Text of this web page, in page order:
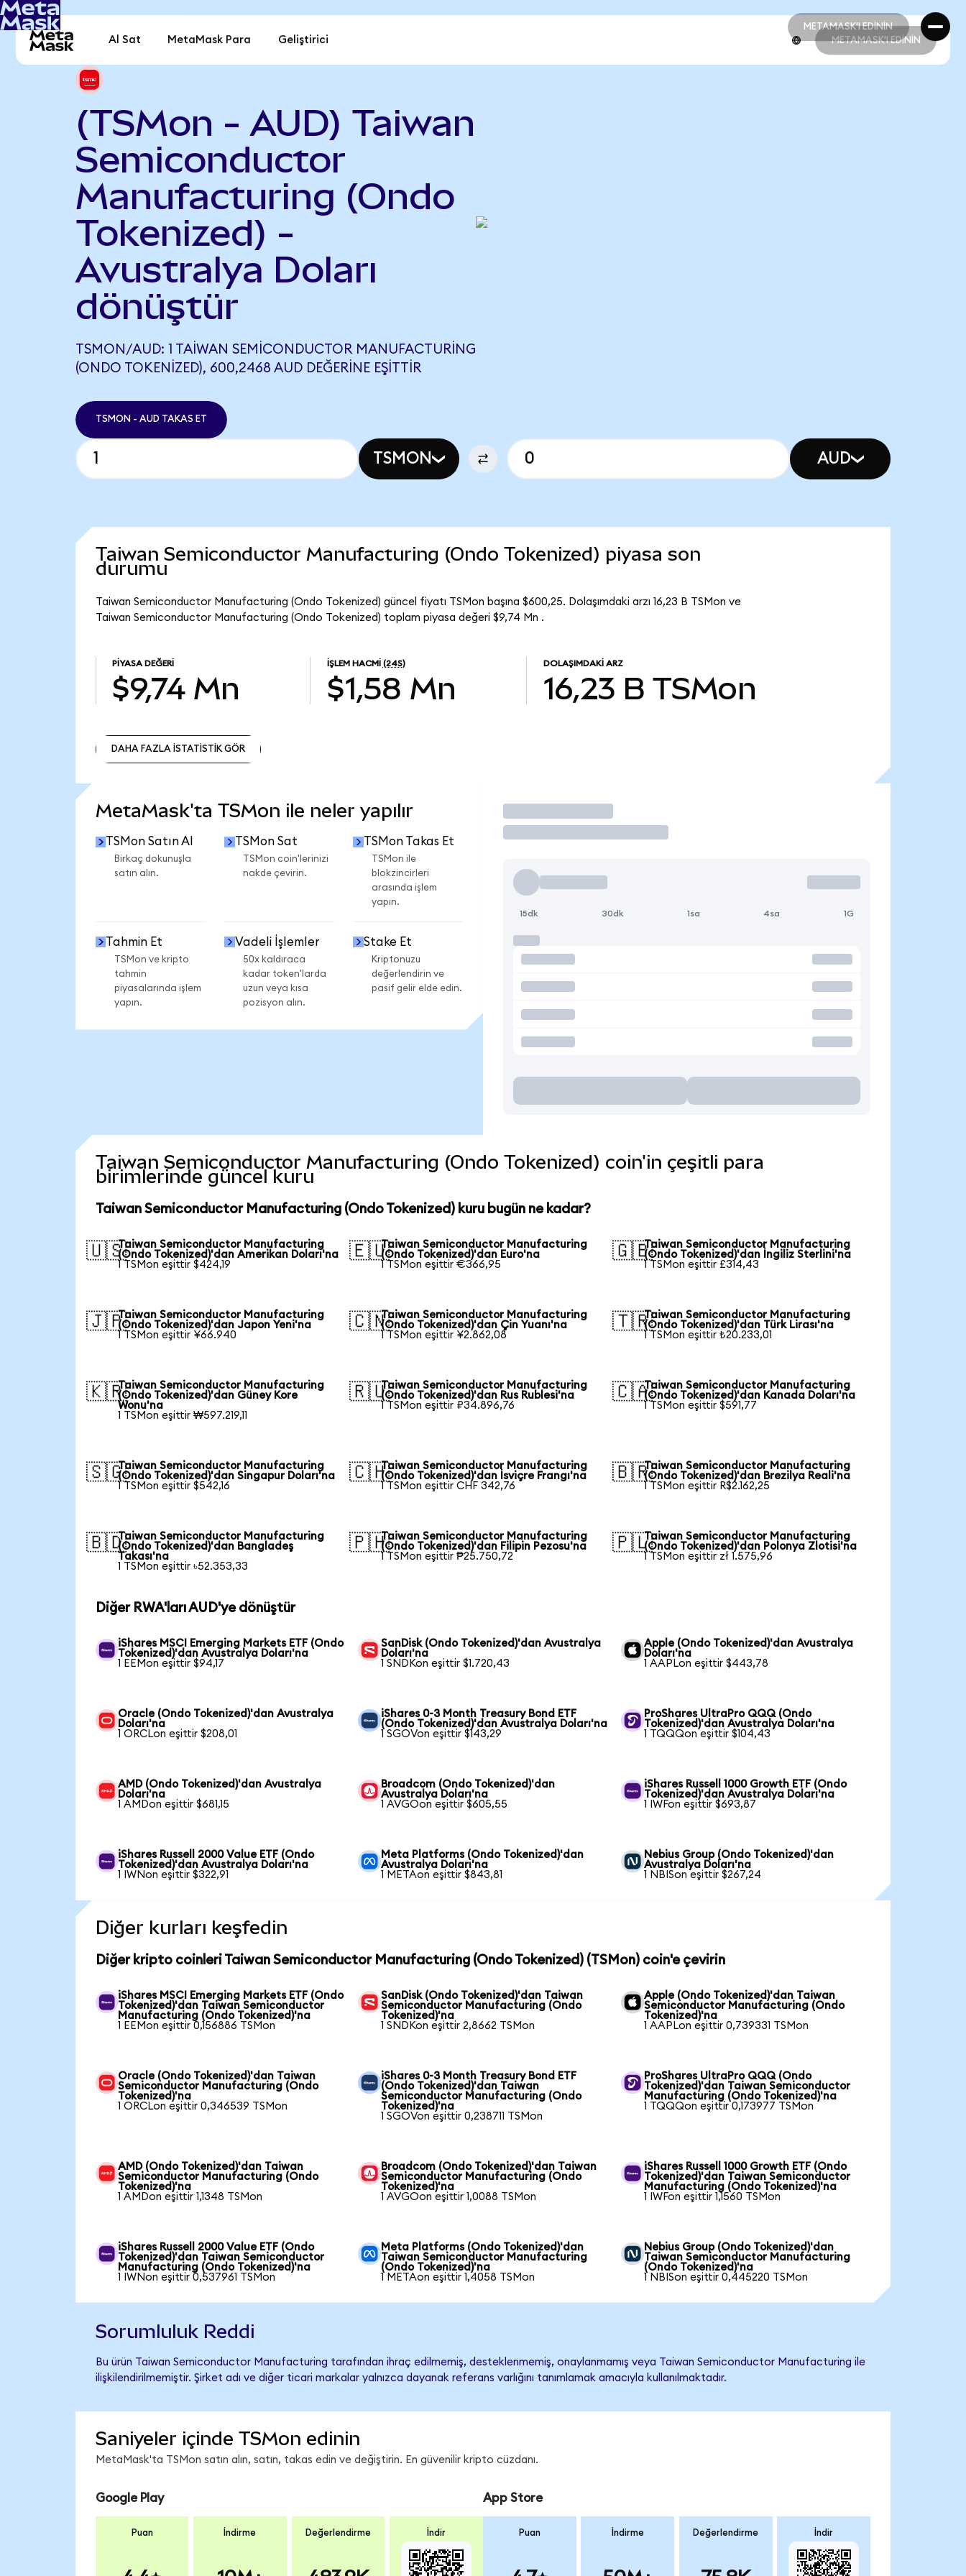
METAMASK'I EDİNİN
METAMASK'I EDİNİN
Al Sat MetaMask Para Geliştirici METAMASK'I EDİNİN
(TSMon - AUD) Taiwan
Semiconductor
Manufacturing (Ondo
Tokenized) -
Avustralya Doları
dönüştür
TSMON/AUD: 1 TAIWAN SEMICONDUCTOR MANUFACTURING
(ONDO TOKENIZED), 600,2468 AUD DEĞERINE EŞITTIR
TSMON - AUD TAKAS ET
TSMON AUD
Taiwan Semiconductor Manufacturing (Ondo Tokenized) piyasa son
durumu
Taiwan Semiconductor Manufacturing (Ondo Tokenized) güncel fiyatı TSMon başına $600,25. Dolaşımdaki arzı 16,23 B TSMon ve
Taiwan Semiconductor Manufacturing (Ondo Tokenized) toplam piyasa değeri $9,74 Mn .
PIYASA DEĞERI
$9,74 Mn
İŞLEM HACMI (24S)
$1,58 Mn
DOLAŞIMDAKI ARZ
16,23 B TSMon
DAHA FAZLA İSTATİSTİK GÖR
MetaMask'ta TSMon ile neler yapılır
TSMon Satın Al
Birkaç dokunuşla
satın alın.
TSMon Sat
TSMon coin'lerinizi
nakde çevirin.
TSMon Takas Et
TSMon ile
blokzincirleri
arasında işlem
yapın.
Tahmin Et
TSMon ve kripto
tahmin
piyasalarında işlem
yapın.
Vadeli İşlemler
50x kaldıraca
kadar token'larda
uzun veya kısa
pozisyon alın.
Stake Et
Kriptonuzu
değerlendirin ve
pasif gelir elde edin.
İşlem Yap
15dk 30dk 1sa 4sa 1G
Taiwan Semiconductor Manufacturing (Ondo Tokenized) coin'in çeşitli para
birimlerinde güncel kuru
Taiwan Semiconductor Manufacturing (Ondo Tokenized) kuru bugün ne kadar?
🇺🇸Taiwan Semiconductor Manufacturing
(Ondo Tokenized)'dan Amerikan Doları'na
1 TSMon eşittir $424,19
🇪🇺Taiwan Semiconductor Manufacturing
(Ondo Tokenized)'dan Euro'na
1 TSMon eşittir €366,95
🇬🇧Taiwan Semiconductor Manufacturing
(Ondo Tokenized)'dan İngiliz Sterlini'na
1 TSMon eşittir £314,43
🇯🇵Taiwan Semiconductor Manufacturing
(Ondo Tokenized)'dan Japon Yeni'na
1 TSMon eşittir ¥66.940
🇨🇳Taiwan Semiconductor Manufacturing
(Ondo Tokenized)'dan Çin Yuanı'na
1 TSMon eşittir ¥2.862,08
🇹🇷Taiwan Semiconductor Manufacturing
(Ondo Tokenized)'dan Türk Lirası'na
1 TSMon eşittir ₺20.233,01
🇰🇷Taiwan Semiconductor Manufacturing
(Ondo Tokenized)'dan Güney Kore
Wonu'na
1 TSMon eşittir ₩597.219,11
🇷🇺Taiwan Semiconductor Manufacturing
(Ondo Tokenized)'dan Rus Rublesi'na
1 TSMon eşittir ₽34.896,76
🇨🇦Taiwan Semiconductor Manufacturing
(Ondo Tokenized)'dan Kanada Doları'na
1 TSMon eşittir $591,77
🇸🇬Taiwan Semiconductor Manufacturing
(Ondo Tokenized)'dan Singapur Doları'na
1 TSMon eşittir $542,16
🇨🇭Taiwan Semiconductor Manufacturing
(Ondo Tokenized)'dan İsviçre Frangı'na
1 TSMon eşittir CHF 342,76
🇧🇷Taiwan Semiconductor Manufacturing
(Ondo Tokenized)'dan Brezilya Reali'na
1 TSMon eşittir R$2.162,25
🇧🇩Taiwan Semiconductor Manufacturing
(Ondo Tokenized)'dan Bangladeş
Takası'na
1 TSMon eşittir ৳52.353,33
🇵🇭Taiwan Semiconductor Manufacturing
(Ondo Tokenized)'dan Filipin Pezosu'na
1 TSMon eşittir ₱25.750,72
🇵🇱Taiwan Semiconductor Manufacturing
(Ondo Tokenized)'dan Polonya Zlotisi'na
1 TSMon eşittir zł 1.575,96
Diğer RWA'ları AUD'ye dönüştür
iShares MSCI Emerging Markets ETF (Ondo
Tokenized)'dan Avustralya Doları'na
1 EEMon eşittir $94,17
SanDisk (Ondo Tokenized)'dan Avustralya
Doları'na
1 SNDKon eşittir $1.720,43
Apple (Ondo Tokenized)'dan Avustralya
Doları'na
1 AAPLon eşittir $443,78
Oracle (Ondo Tokenized)'dan Avustralya
Doları'na
1 ORCLon eşittir $208,01
iShares 0-3 Month Treasury Bond ETF
(Ondo Tokenized)'dan Avustralya Doları'na
1 SGOVon eşittir $143,29
ProShares UltraPro QQQ (Ondo
Tokenized)'dan Avustralya Doları'na
1 TQQQon eşittir $104,43
AMD (Ondo Tokenized)'dan Avustralya
Doları'na
1 AMDon eşittir $681,15
Broadcom (Ondo Tokenized)'dan
Avustralya Doları'na
1 AVGOon eşittir $605,55
iShares Russell 1000 Growth ETF (Ondo
Tokenized)'dan Avustralya Doları'na
1 IWFon eşittir $693,87
iShares Russell 2000 Value ETF (Ondo
Tokenized)'dan Avustralya Doları'na
1 IWNon eşittir $322,91
Meta Platforms (Ondo Tokenized)'dan
Avustralya Doları'na
1 METAon eşittir $843,81
Nebius Group (Ondo Tokenized)'dan
Avustralya Doları'na
1 NBISon eşittir $267,24
Diğer kurları keşfedin
Diğer kripto coinleri Taiwan Semiconductor Manufacturing (Ondo Tokenized) (TSMon) coin'e çevirin
iShares MSCI Emerging Markets ETF (Ondo
Tokenized)'dan Taiwan Semiconductor
Manufacturing (Ondo Tokenized)'na
1 EEMon eşittir 0,156886 TSMon
SanDisk (Ondo Tokenized)'dan Taiwan
Semiconductor Manufacturing (Ondo
Tokenized)'na
1 SNDKon eşittir 2,8662 TSMon
Apple (Ondo Tokenized)'dan Taiwan
Semiconductor Manufacturing (Ondo
Tokenized)'na
1 AAPLon eşittir 0,739331 TSMon
Oracle (Ondo Tokenized)'dan Taiwan
Semiconductor Manufacturing (Ondo
Tokenized)'na
1 ORCLon eşittir 0,346539 TSMon
iShares 0-3 Month Treasury Bond ETF
(Ondo Tokenized)'dan Taiwan
Semiconductor Manufacturing (Ondo
Tokenized)'na
1 SGOVon eşittir 0,238711 TSMon
ProShares UltraPro QQQ (Ondo
Tokenized)'dan Taiwan Semiconductor
Manufacturing (Ondo Tokenized)'na
1 TQQQon eşittir 0,173977 TSMon
AMD (Ondo Tokenized)'dan Taiwan
Semiconductor Manufacturing (Ondo
Tokenized)'na
1 AMDon eşittir 1,1348 TSMon
Broadcom (Ondo Tokenized)'dan Taiwan
Semiconductor Manufacturing (Ondo
Tokenized)'na
1 AVGOon eşittir 1,0088 TSMon
iShares Russell 1000 Growth ETF (Ondo
Tokenized)'dan Taiwan Semiconductor
Manufacturing (Ondo Tokenized)'na
1 IWFon eşittir 1,1560 TSMon
iShares Russell 2000 Value ETF (Ondo
Tokenized)'dan Taiwan Semiconductor
Manufacturing (Ondo Tokenized)'na
1 IWNon eşittir 0,537961 TSMon
Meta Platforms (Ondo Tokenized)'dan
Taiwan Semiconductor Manufacturing
(Ondo Tokenized)'na
1 METAon eşittir 1,4058 TSMon
Nebius Group (Ondo Tokenized)'dan
Taiwan Semiconductor Manufacturing
(Ondo Tokenized)'na
1 NBISon eşittir 0,445220 TSMon
Sorumluluk Reddi
Bu ürün Taiwan Semiconductor Manufacturing tarafından ihraç edilmemiş, desteklenmemiş, onaylanmamış veya Taiwan Semiconductor Manufacturing ile
ilişkilendirilmemiştir. Şirket adı ve diğer ticari markalar yalnızca dayanak referans varlığını tanımlamak amacıyla kullanılmaktadır.
Saniyeler içinde TSMon edinin
MetaMask'ta TSMon satın alın, satın, takas edin ve değiştirin. En güvenilir kripto cüzdanı.
Google Play
Puan İndirme Değerlendirme İndir
App Store
Puan İndirme Değerlendirme İndir